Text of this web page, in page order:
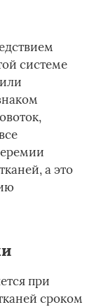
системе
а это
при
сроком